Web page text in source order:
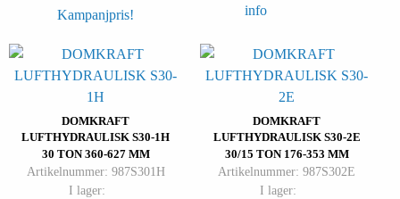
Kampanjpris!
DOMKRAFT
LUFTHYDRAULISK S30-1H
30 TON 360-627 MM
Artikelnummer: 987S301H
I lager:
DOMKRAFT
LUFTHYDRAULISK S30-2E
30/15 TON 176-353 MM
Artikelnummer: 987S302E
I lager: